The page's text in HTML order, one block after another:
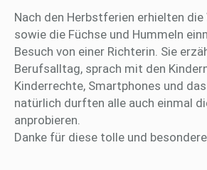
Nach den Herbstferien erhielten die
sowie die Füchse und Hummeln
Besuch von einer Richterin. Sie
Berufsalltag, sprach mit den
Kinderrechte, Smartphones und
natürlich durften alle auch einmal
anprobieren.
Danke für diese tolle und